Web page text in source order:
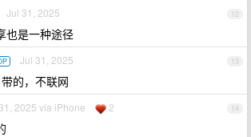
12
Jul 31, 2025
也是一种途径
13
Jul 31, 2025
的，不联网
14
2025 via iPhone 2